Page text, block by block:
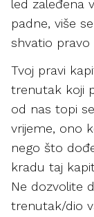
led zaleđena
padne, više
shvatio pravo
Tvoj pravi
trenutak koji
od nas topi
vrijeme, ono
nego što
kradu taj
Ne dozvolite
trenutak/dio